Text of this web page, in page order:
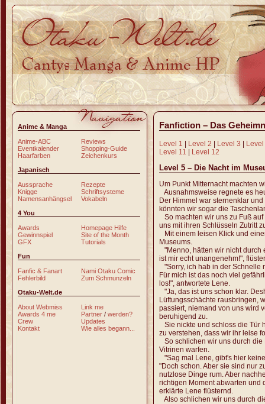
Anime & Manga
Anime-ABC
Eventkalender
Haarfarben
Reviews
Shopping-Guide
Zeichenkurs
Japanisch
Aussprache
Knigge
Namensanhängsel
Rezepte
Schriftsysteme
Vokabeln
4 You
Awards
Gewinnspiel
GFX
Homepage Hilfe
Site of the Month
Tutorials
Fun
Fanfic & Fanart
Fehlerbild
Nami Otaku Comic
Zum Schmunzeln
Otaku-Welt.de
About Webmiss
Awards 4 me
Crew
Kontakt
Link me
Partner / werden?
Updates
Wie alles begann...
Fanfiction – Das
Level 1 | Level 2 | Level 3 | Level
Level 11 | Level 12
Level 5 – Die Nacht im
Um Punkt Mitternacht machten
Ausnahmsweise regnete es
Der Himmel war sternenklar
könnten wir sogar die
So machten wir uns zu Fuß
uns mit ihren Schlüsseln Zutritt
Mit einem leisen Klick und
Museums.
"Menno, hätten wir nicht
ist mir echt unangenehm!",
"Sorry, ich hab in der Schnelle
Für mich ist das noch viel
los!", antwortete Lene.
"Ja, das ist uns schon klar.
Lüftungsschächte rausbringen,
passiert, niemand von uns wird
beruhigend zu.
Sie nickte und schloss die Tür
zu verstehen, dass wir ihr leise
So schlichen wir uns durch die
Vitrinen warfen.
"Sag mal Lene, gibt's hier
"Doch schon. Aber sie sind nur
nutzlose Dinge rum. Aber
richtigen Moment abwarten und
erklärte Lene flüsternd.
Also schlichen wir uns durch